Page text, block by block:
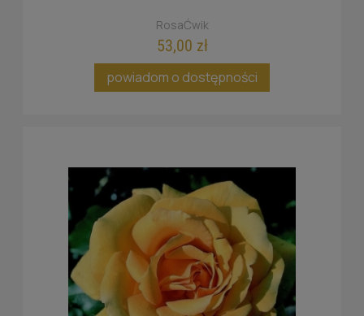
RosaĆwik
53,00 zł
powiadom o dostępności